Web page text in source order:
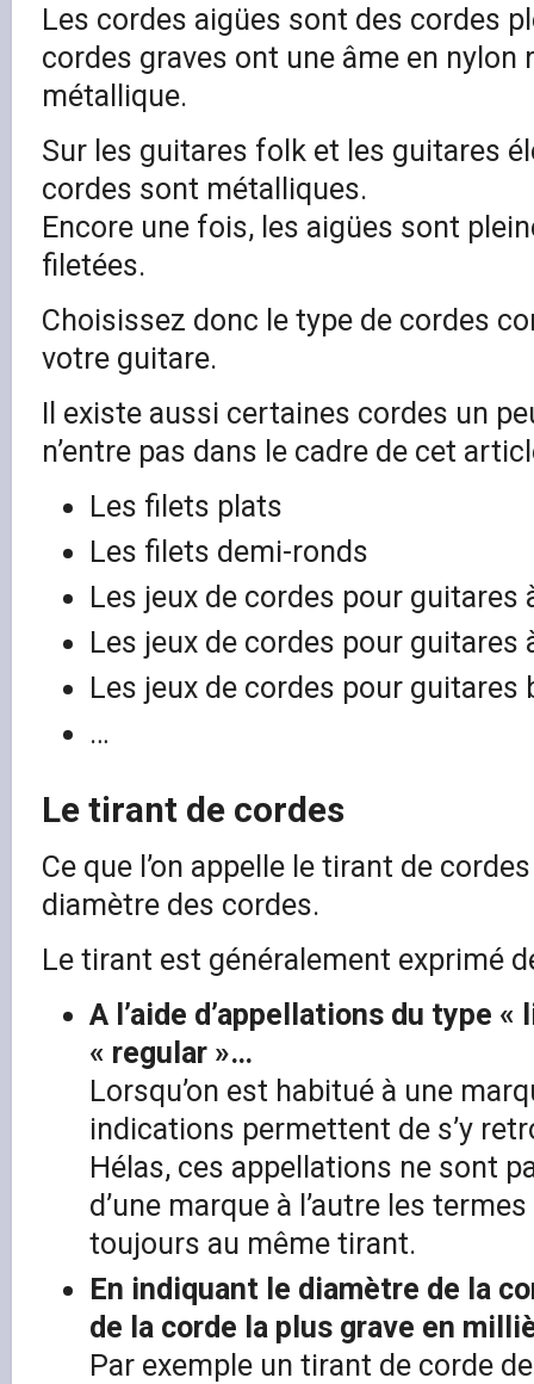
Les cordes aigües sont des cordes
cordes graves ont une âme en nylon
métallique.
Sur les guitares folk et les guitares
cordes sont métalliques.
Encore une fois, les aigües sont
filetées.
Choisissez donc le type de cordes
votre guitare.
Il existe aussi certaines cordes un
n’entre pas dans le cadre de cet
Les filets plats
Les filets demi-ronds
Les jeux de cordes pour guitares
Les jeux de cordes pour guitares
Les jeux de cordes pour guitares
…
Le tirant de cordes
Ce que l’on appelle le tirant de
diamètre des cordes.
Le tirant est généralement exprimé
A l’aide d’appellations du type
« regular »…
Lorsqu’on est habitué à une
indications permettent de s’y
Hélas, ces appellations ne sont
d’une marque à l’autre les
toujours au même tirant.
En indiquant le diamètre de la
de la corde la plus grave en
Par exemple un tirant de corde